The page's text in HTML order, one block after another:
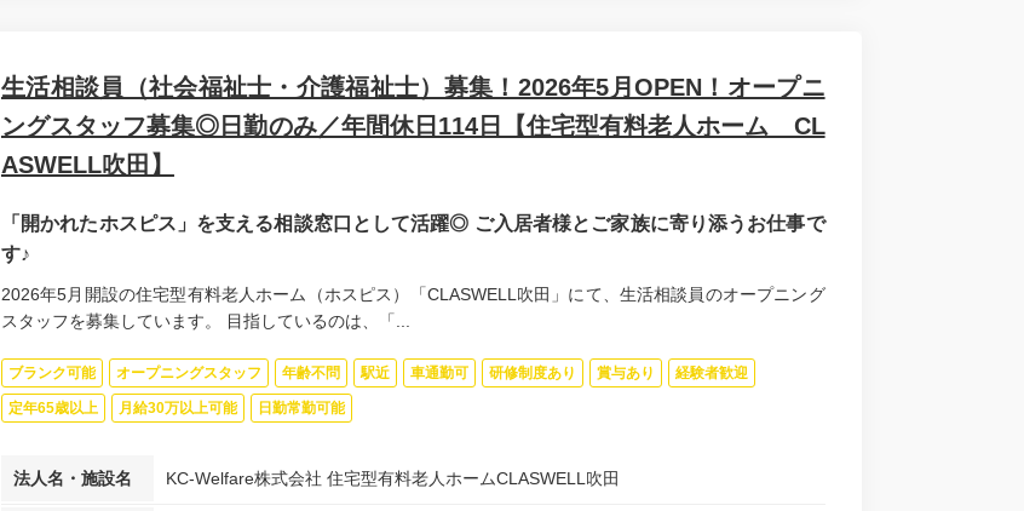
生活相談員（社会福祉士・介護福祉士）募集！2026年5月OPEN！オープニ
ングスタッフ募集◎日勤のみ／年間休日114日【住宅型有料老人ホーム CL
ASWELL吹田】
「開かれたホスピス」を支える相談窓口として活躍◎ ご入居者様とご家族に寄り添うお仕事で
す♪
2026年5月開設の住宅型有料老人ホーム（ホスピス）「CLASWELL吹田」にて、生活相談員のオープニング
スタッフを募集しています。 目指しているのは、「...
ブランク可能 オープニングスタッフ 年齢不問 駅近 車通勤可 研修制度あり 賞与あり 経験者歓迎
定年65歳以上 月給30万以上可能 日勤常勤可能
法人名・施設名 KC-Welfare株式会社 住宅型有料老人ホームCLASWELL吹田